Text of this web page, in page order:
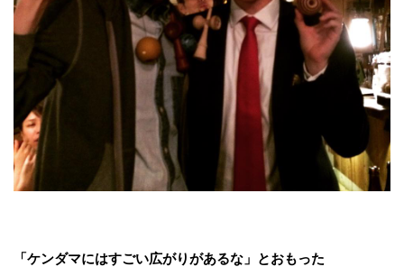
「ケンダマにはすごい広がりがあるな」とおもった